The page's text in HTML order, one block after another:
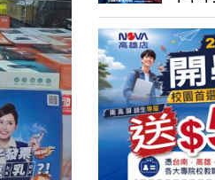
勢： AI 攻擊激增、勒索軟體猖
獗